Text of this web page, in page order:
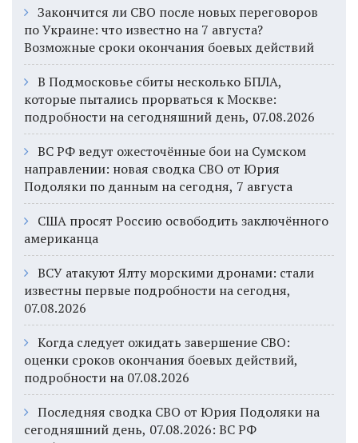
Закончится ли СВО после новых переговоров
по Украине: что известно на 7 августа?
Возможные сроки окончания боевых действий
В Подмосковье сбиты несколько БПЛА,
которые пытались прорваться к Москве:
подробности на сегодняшний день, 07.08.2026
ВС РФ ведут ожесточённые бои на Сумском
направлении: новая сводка СВО от Юрия
Подоляки по данным на сегодня, 7 августа
США просят Россию освободить заключённого
американца
ВСУ атакуют Ялту морскими дронами: стали
известны первые подробности на сегодня,
07.08.2026
Когда следует ожидать завершение СВО:
оценки сроков окончания боевых действий,
подробности на 07.08.2026
Последняя сводка СВО от Юрия Подоляки на
сегодняшний день, 07.08.2026: ВС РФ